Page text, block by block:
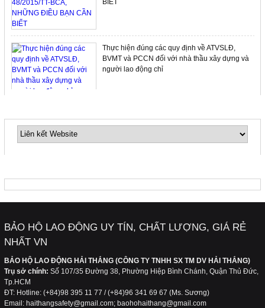
Thực hiện đúng các quy định về ATVSLĐ,
BVMT và PCCN đối với nhà thầu xây dựng và
người lao động chỉ
thiết bị không thể thiếu cho gia đình bạn…
Quần áo chống lạnh dùng cho công nhân làm
thư da
BẢO HỘ LAO ĐỘNG UY TÍN, CHẤT LƯỢNG, GIÁ RẺ
NHẤT VN
BẢO HỘ LAO ĐỘNG HẢI THẮNG (CÔNG TY TNHH SX TM DV HẢI THẮNG)
Trụ sở chính: Số 107/35 Đường 38, Phường Hiệp Bình Chánh, Quận Thủ Đức,
Tp.HCM
ĐT: Hotline: (+84)98 395 11 77 / (+84)96 341 69 67 (Ms. Sương)
Email: haithangsafety@gmail.com; baohohaithang@gmail.com